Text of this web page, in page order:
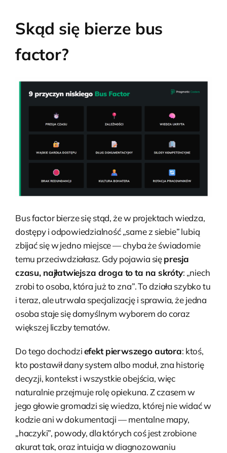
Skąd się bierze bus
factor?
Bus factor bierze się stąd, że w projektach wiedza,
dostępy i odpowiedzialność „same z siebie” lubią
zbijać się w jedno miejsce — chyba że świadomie
temu przeciwdziałasz. Gdy pojawia siępresja
czasu, najłatwiejsza droga to ta na skróty: „niech
zrobi to osoba, która już to zna”. To działa szybko tu
i teraz, ale utrwala specjalizację i sprawia, że jedna
osoba staje się domyślnym wyborem do coraz
większej liczby tematów.
Do tego dochodziefekt pierwszego autora: ktoś,
kto postawił dany system albo moduł, zna historię
decyzji, kontekst i wszystkie obejścia, więc
naturalnie przejmuje rolę opiekuna. Z czasem w
jego głowie gromadzi się wiedza, której nie widać w
kodzie ani w dokumentacji — mentalne mapy,
„haczyki”, powody, dla których coś jest zrobione
akurat tak, oraz intuicja w diagnozowaniu